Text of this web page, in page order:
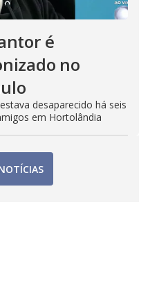
é
no
desaparecido há seis
em Hortolândia